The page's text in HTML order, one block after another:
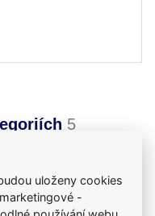
5
uloženy cookies
-